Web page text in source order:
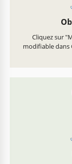
Cliquez sur
modifiable dans